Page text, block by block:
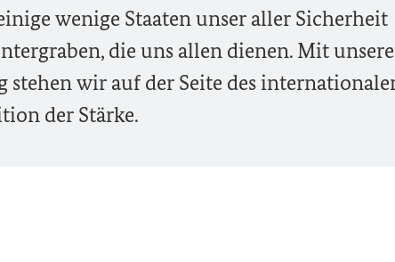
wenige Staaten unser aller Sicherheit
die uns allen dienen. Mit
wir auf der Seite des
der Stärke.